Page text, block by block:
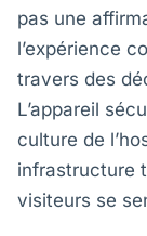
pas une
l’expérience
travers des
L’appareil
culture de
infrastructure
visiteurs se